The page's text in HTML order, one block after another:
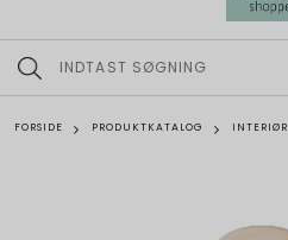
n
a
i
FORSIDE PRODUKTKATALOG INTERIØR